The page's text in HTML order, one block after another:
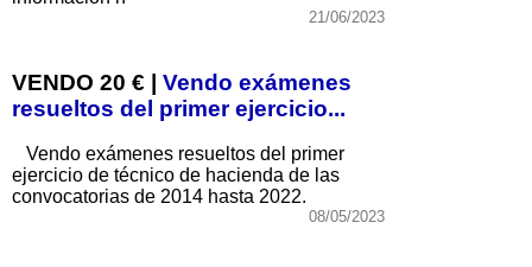
21/06/2023
VENDO 20 € | Vendo exámenes
resueltos del primer ejercicio...
Vendo exámenes resueltos del primer
ejercicio de técnico de hacienda de las
convocatorias de 2014 hasta 2022.
08/05/2023